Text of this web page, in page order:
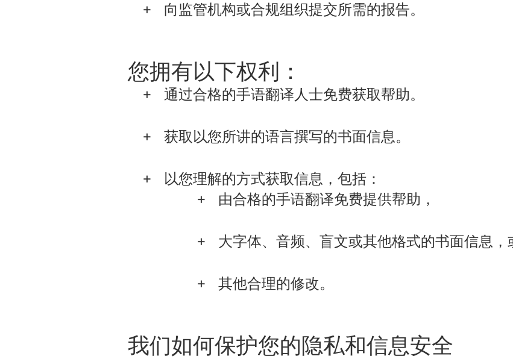
向监管机构或合规组织提交所需的报告。
您拥有以下权利：
通过合格的手语翻译人士免费获取帮助。
获取以您所讲的语言撰写的书面信息。
以您理解的方式获取信息，包括：
由合格的手语翻译免费提供帮助，
大字体、音频、盲文或其他格式的书面信息，
其他合理的修改。
我们如何保护您的隐私和信息安全